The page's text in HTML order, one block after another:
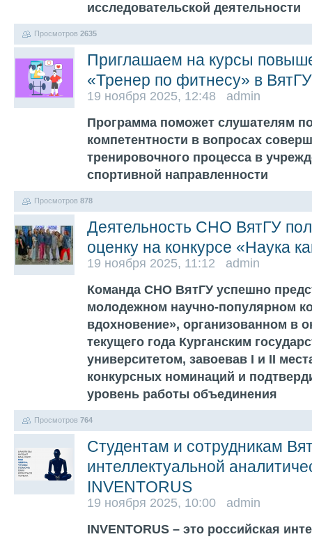
исследовательской деятельности
Просмотров 2635
Приглашаем на курсы
«Тренер по фитнесу» в ВятГУ
19 ноября 2025, 12:48 admin
Программа поможет слушателям
компетентности в вопросах
тренировочного процесса в
спортивной направленности
Просмотров 878
Деятельность СНО ВятГУ
оценку на конкурсе «Наука
19 ноября 2025, 11:12 admin
Команда СНО ВятГУ успешно
молодежном научно-популярном
вдохновение», организованном в
текущего года Курганским
университетом, завоевав I и II
конкурсных номинаций и
уровень работы объединения
Просмотров 764
Студентам и сотрудникам
интеллектуальной
INVENTORUS
19 ноября 2025, 10:00 admin
INVENTORUS – это российская